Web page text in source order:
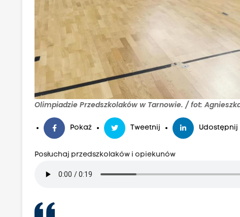
Olimpiadzie Przedszkolaków w Tarnowie. / fot:
Pokaż Tweetnij Udostępnij
Posłuchaj przedszkolaków i opiekunów